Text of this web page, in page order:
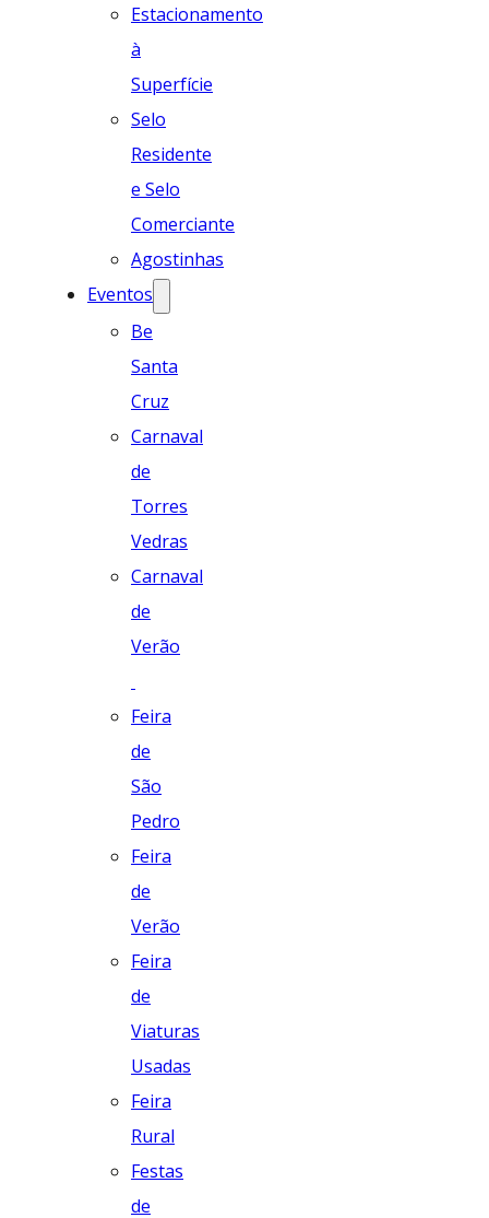
Estacionamento
à
Superfície
Selo
Residente
e Selo
Comerciante
Agostinhas
Eventos
Be
Santa
Cruz
Carnaval
de
Torres
Vedras
Carnaval
de
Verão
Feira
de
São
Pedro
Feira
de
Verão
Feira
de
Viaturas
Usadas
Feira
Rural
Festas
de